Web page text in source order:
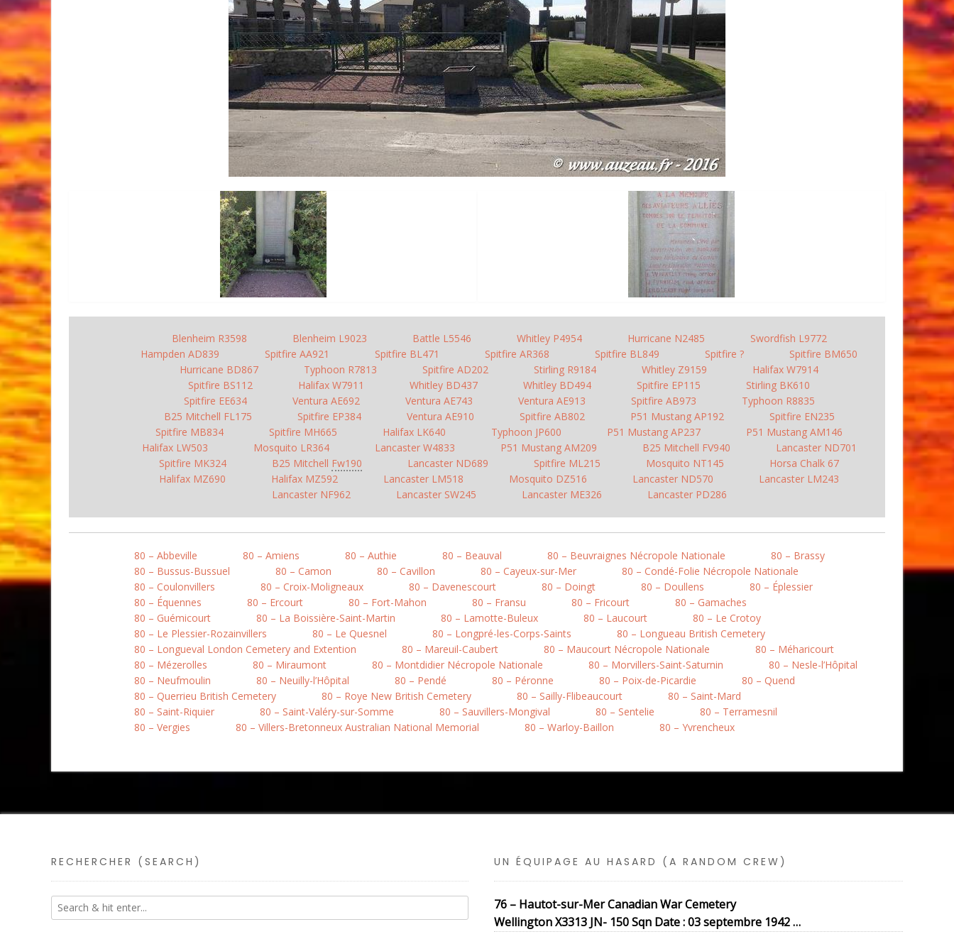
Blenheim R3598 Blenheim L9023 Battle L5546 Whitley P4954 Hurricane N2485
Swordfish L9772
Hampden AD839
Spitfire AA921 Spitfire BL471 Spitfire AR368 Spitfire BL849 Spitfire ?
Spitfire BM650
Hurricane BD867
Typhoon R7813 Spitfire AD202 Stirling R9184 Whitley Z9159
Halifax W7914
Spitfire BS112
Halifax W7911 Whitley BD437 Whitley BD494 Spitfire EP115
Stirling BK610
Spitfire EE634
Ventura AE692 Ventura AE743 Ventura AE913 Spitfire AB973
Typhoon R8835
B25 Mitchell FL175
Spitfire EP384 Ventura AE910 Spitfire AB802 P51 Mustang AP192
Spitfire EN235
Spitfire MB834
Spitfire MH665 Halifax LK640 Typhoon JP600 P51 Mustang AP237
P51 Mustang AM146
Halifax LW503
Mosquito LR364 Lancaster W4833 P51 Mustang AM209 B25 Mitchell FV940
Lancaster ND701
Spitfire MK324
B25 Mitchell Fw190 Lancaster ND689 Spitfire ML215 Mosquito NT145
Horsa Chalk 67
Halifax MZ690
Halifax MZ592 Lancaster LM518 Mosquito DZ516 Lancaster ND570
Lancaster LM243
Lancaster NF962
Lancaster SW245 Lancaster ME326 Lancaster PD286
80 – Abbeville 80 – Amiens 80 – Authie 80 – Beauval 80 – Beuvraignes Nécropole Nationale
80 – Brassy
80 – Bussus-Bussuel
80 – Camon 80 – Cavillon 80 – Cayeux-sur-Mer
80 – Condé-Folie Nécropole Nationale
80 – Coulonvillers
80 – Croix-Moligneaux 80 – Davenescourt 80 – Doingt 80 – Doullens
80 – Éplessier
80 – Équennes
80 – Ercourt 80 – Fort-Mahon 80 – Fransu 80 – Fricourt
80 – Gamaches
80 – Guémicourt
80 – La Boissière-Saint-Martin 80 – Lamotte-Buleux 80 – Laucourt
80 – Le Crotoy
80 – Le Plessier-Rozainvillers
80 – Le Quesnel 80 – Longpré-les-Corps-Saints
80 – Longueau British Cemetery
80 – Longueval London Cemetery and Extention
80 – Mareuil-Caubert 80 – Maucourt Nécropole Nationale
80 – Méharicourt
80 – Mézerolles
80 – Miraumont 80 – Montdidier Nécropole Nationale 80 – Morvillers-Saint-Saturnin
80 – Nesle-l’Hôpital
80 – Neufmoulin
80 – Neuilly-l’Hôpital 80 – Pendé 80 – Péronne 80 – Poix-de-Picardie
80 – Quend
80 – Querrieu British Cemetery
80 – Roye New British Cemetery 80 – Sailly-Flibeaucourt
80 – Saint-Mard
80 – Saint-Riquier
80 – Saint-Valéry-sur-Somme 80 – Sauvillers-Mongival 80 – Sentelie
80 – Terramesnil
80 – Vergies
80 – Villers-Bretonneux Australian National Memorial 80 – Warloy-Baillon 80 – Yvrencheux
RECHERCHER (SEARCH) UN ÉQUIPAGE AU HASARD (A RANDOM CREW)
76 – Hautot-sur-Mer Canadian War Cemetery
Wellington X3313 JN- 150 Sqn Date : 03 septembre 1942 …